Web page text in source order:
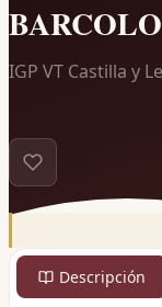
IGP VT Castilla y
Descripción